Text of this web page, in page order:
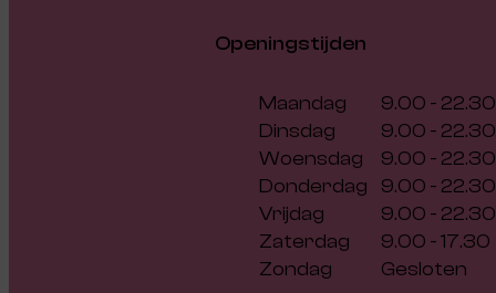
Openingstijden
Maandag
9.00 - 22.30
Dinsdag
9.00 - 22.30
Woensdag
9.00 - 22.30
Donderdag
9.00 - 22.30
Vrijdag
9.00 - 22.30
Zaterdag
9.00 - 17.30
Zondag
Gesloten